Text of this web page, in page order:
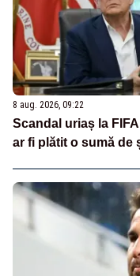
8 aug. 2026, 09:22
Scandal uriaș la
ar fi plătit o sumă de